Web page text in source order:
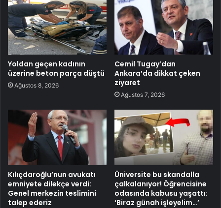
Yoldan geçen kadının
üzerine beton parça düştü
Ağustos 8, 2026
Cemil Tugay’dan
Ankara’da dikkat çeken
ziyaret
Ağustos 7, 2026
Kılıçdaroğlu’nun avukatı
emniyete dilekçe verdi:
Genel merkezin teslimini
talep ederiz
Üniversite bu skandalla
çalkalanıyor! Öğrencisine
odasında kabusu yaşattı:
‘Biraz günah işleyelim…’